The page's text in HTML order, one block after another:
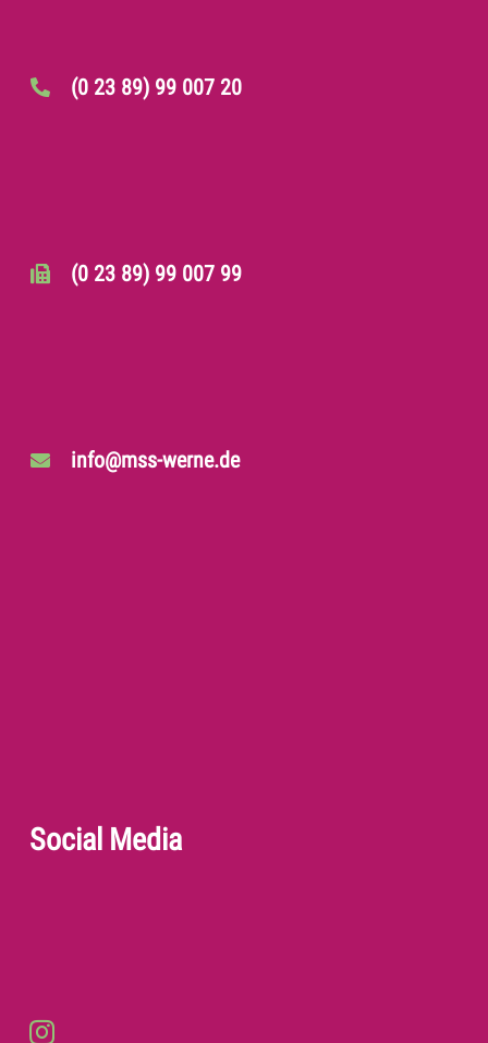
(0 23 89) 99 007 20
(0 23 89) 99 007 99
info@mss-werne.de
Social Media